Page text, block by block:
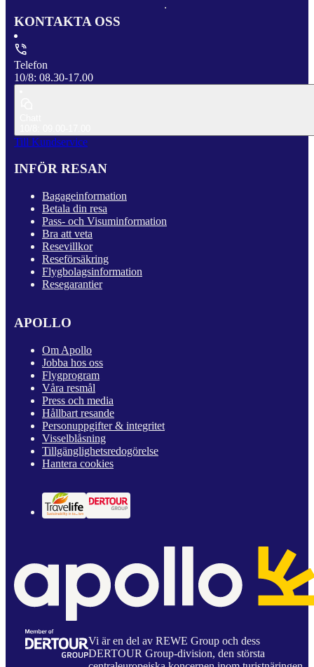
KONTAKTA OSS
Telefon
10/8: 08.30-17.00
Till Kundservice
INFÖR RESAN
Bagageinformation
Betala din resa
Pass- och Visuminformation
Bra att veta
Resevillkor
Reseförsäkring
Flygbolagsinformation
Resegarantier
APOLLO
Om Apollo
Jobba hos oss
Flygprogram
Våra resmål
Press och media
Hållbart resande
Personuppgifter & integritet
Visselblåsning
Tillgänglighetsredogörelse
Hantera cookies
Vi är en del av REWE Group och dess
DERTOUR Group-division, den största